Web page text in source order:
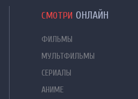
СМОТРИ ОНЛАЙН
ФИЛЬМЫ
МУЛЬТФИЛЬМЫ
СЕРИАЛЫ
АНИМЕ